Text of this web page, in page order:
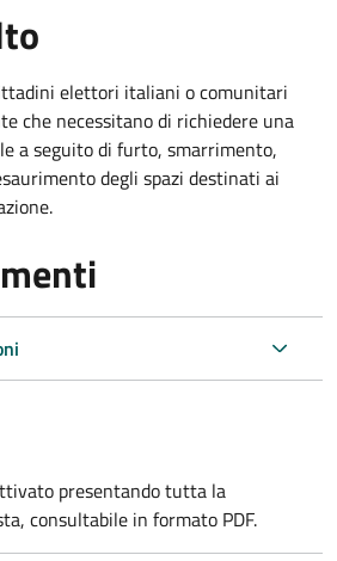
elettori italiani o comunitari
che necessitano di richiedere una
a seguito di furto, smarrimento,
degli spazi destinati ai
presentando tutta la
consultabile in formato PDF.